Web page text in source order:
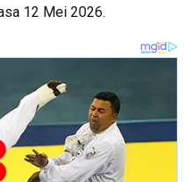
12 Mei 2026.